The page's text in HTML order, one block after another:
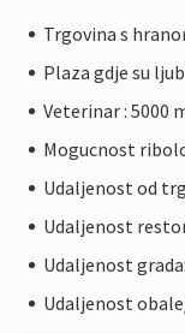
Trgovina s
Plaza gdje su
Veterinar : 5000
Mogucnost
Udaljenost od
Udaljenost
Udaljenost
Udaljenost